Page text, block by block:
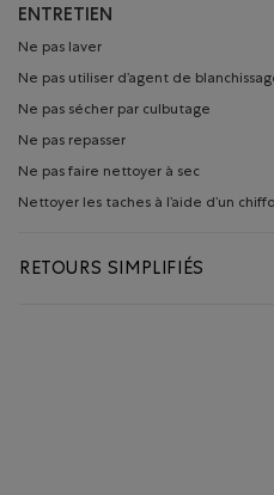
ENTRETIEN
Ne pas laver
Ne pas utiliser d’agent de
Ne pas sécher par culbutage
Ne pas repasser
Ne pas faire nettoyer à sec
Nettoyer les taches à l’aide d’un
RETOURS SIMPLIFIÉS